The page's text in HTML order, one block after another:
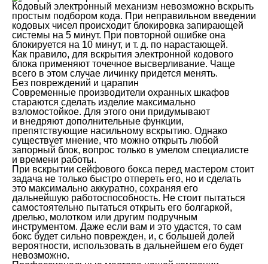
Кодовый электронный механизм невозможно вскрыть
простым подбором кода. При неправильном введении
кодовых чисел происходит блокировка запирающей
системы на 5 минут. При повторной ошибке она
блокируется на 10 минут, и т. д. по нарастающей.
Как правило, для вскрытия электронной кодового
блока применяют точечное высверливание. Чаще
всего в этом случае личинку придется менять.
Без повреждений и царапин
Современные производители охранных шкафов
стараются сделать изделие максимально
взломостойкое. Для этого они придумывают
и внедряют дополнительные функции,
препятствующие насильному вскрытию. Однако
существует мнение, что можно открыть любой
запорный блок, вопрос только в умелом специалисте
и времени работы.
При вскрытии сейфового бокса перед мастером стоит
задача не только быстро отпереть его, но и сделать
это максимально аккуратно, сохраняя его
дальнейшую работоспособность. Не стоит пытаться
самостоятельно пытаться открыть его болгаркой,
дрелью, молотком или другим подручным
инструментом. Даже если вам и это удастся, то сам
бокс будет сильно поврежден, и, с большей долей
вероятности, использовать в дальнейшем его будет
невозможно.